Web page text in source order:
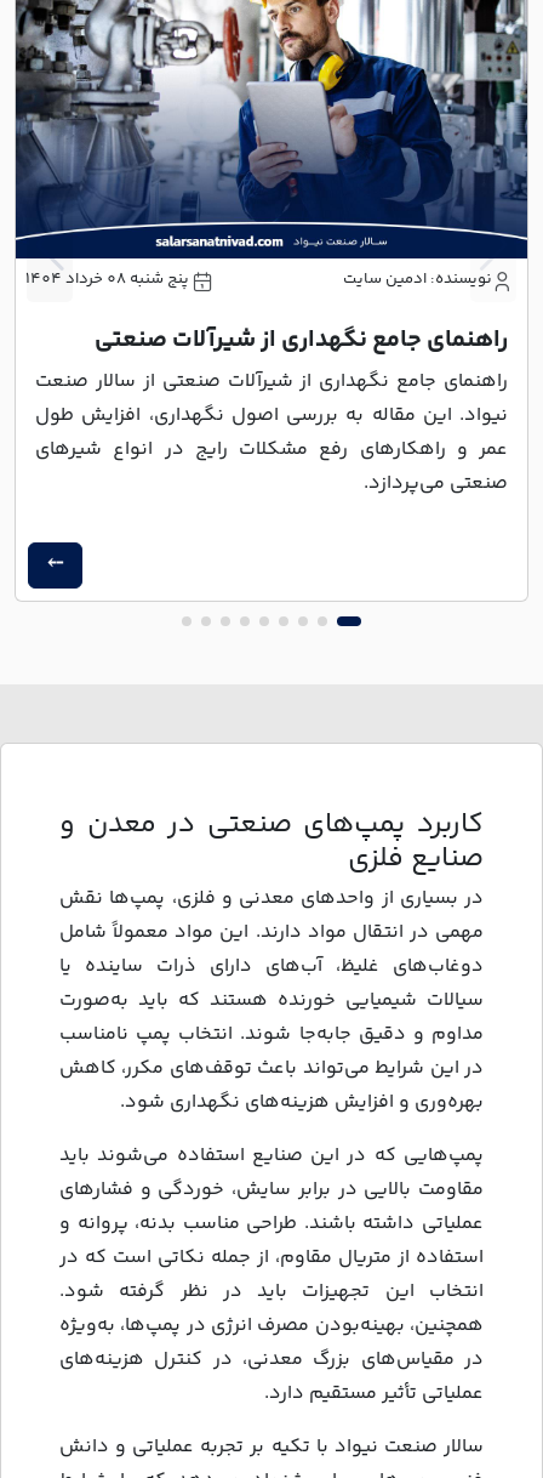
نویسنده: ادمین سایت پنج شنبه 08 خرداد 1404
راهنمای جامع نگهداری از شیرآلات صنعتی
راهنمای جامع نگهداری از شیرآلات صنعتی از سالار صنعت
نیواد. این مقاله به بررسی اصول نگهداری، افزایش طول
عمر و راهکارهای رفع مشکلات رایج در انواع شیرهای
صنعتی می‌پردازد.
کاربرد پمپ‌های صنعتی در معدن و
صنایع فلزی
در بسیاری از واحدهای معدنی و فلزی، پمپ‌ها نقش
مهمی در انتقال مواد دارند. این مواد معمولاً شامل
دوغاب‌های غلیظ، آب‌های دارای ذرات ساینده یا
سیالات شیمیایی خورنده هستند که باید به‌صورت
مداوم و دقیق جابه‌جا شوند. انتخاب پمپ نامناسب
در این شرایط می‌تواند باعث توقف‌های مکرر، کاهش
بهره‌وری و افزایش هزینه‌های نگهداری شود.
پمپ‌هایی که در این صنایع استفاده می‌شوند باید
مقاومت بالایی در برابر سایش، خوردگی و فشارهای
عملیاتی داشته باشند. طراحی مناسب بدنه، پروانه و
استفاده از متریال مقاوم، از جمله نکاتی است که در
انتخاب این تجهیزات باید در نظر گرفته شود.
همچنین، بهینه‌بودن مصرف انرژی در پمپ‌ها، به‌ویژه
در مقیاس‌های بزرگ معدنی، در کنترل هزینه‌های
عملیاتی تأثیر مستقیم دارد.
سالار صنعت نیواد با تکیه بر تجربه عملیاتی و دانش